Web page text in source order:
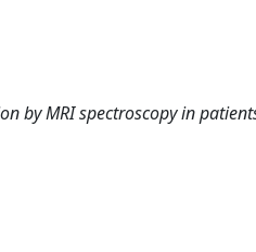
by MRI spectroscopy in